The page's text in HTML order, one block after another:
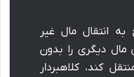
انتقال مال غیر
کس مال دیگری را بدون
کند، کلاهبردار